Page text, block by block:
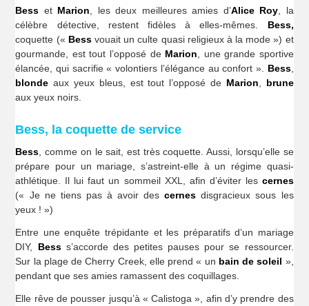
Bess et Marion, les deux meilleures amies d’Alice Roy, la
célèbre détective, restent fidèles à elles-mêmes. Bess,
coquette (« Bessvouait un culte quasi religieux à la mode ») et
gourmande, est tout l’opposé de Marion, une grande sportive
élancée, qui sacrifie « volontiers l’élégance au confort ». Bess,
blonde aux yeux bleus, est tout l’opposé de Marion, brune
aux yeux noirs.
Bess, la coquette de service
Bess , comme on le sait, est très coquette. Aussi, lorsqu’elle se
prépare pour un mariage, s’astreint-elle à un régime quasi-
athlétique. Il lui faut un sommeil XXL, afin d’éviter les cernes
(« Je ne tiens pas à avoir descernes disgracieux sous les
yeux ! »)
Entre une enquête trépidante et les préparatifs d’un mariage
DIY, Besss’accorde des petites pauses pour se ressourcer.
Sur la plage de Cherry Creek, elle prend « un bain de soleil »,
pendant que ses amies ramassent des coquillages.
Elle rêve de pousser jusqu’à « Calistoga », afin d’y prendre des